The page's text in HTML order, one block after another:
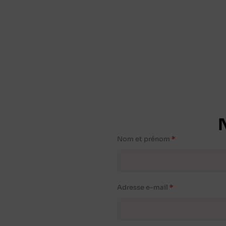
Nom et prénom
Adresse e-mail